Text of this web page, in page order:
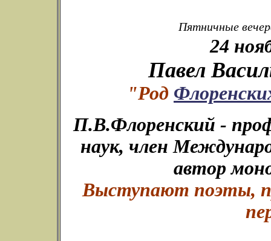
Пятничные
24
Павел
"Род
П.В.Флоренский -
наук, член
автор
Выступают поэты,